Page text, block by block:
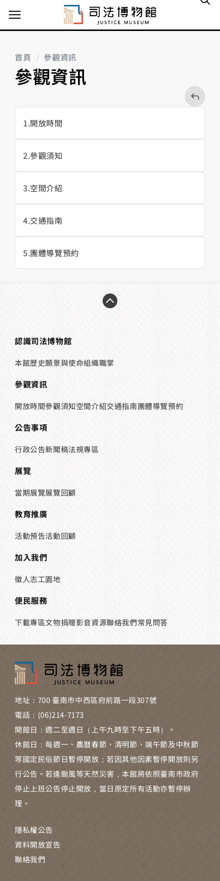
主選單案扭
首頁 參觀資訊
參觀資訊 回
上
一
頁
1 開放時間
2 參觀須知
3 空間介紹
4 交通指南
5 團體導覽預約
認識司法博物館
本館歷史願景與使命組織職掌
參觀資訊
開放時間參觀須知空間介紹交通指南團體導覽預約
公告事項
行政公告新聞稿法規專區
展覽
當期展覽展覽回顧
教育推廣
活動預告活動回顧
加入我們
徵人志工園地
便民服務
下載專區文物捐贈影音資源聯絡我們常見問答
地址：700 臺南市中西區府前路一段307號
電話：(06)214-7173
開館日：週二至週日（上午九時至下午五時）。
休館日：每週一、農曆春節、清明節、端午節及中秋節
等國定民俗節日暫停開放；若因其他因素暫停開放則另
行公告。若逢颱風等天然災害，本館將依照臺南市政府
停止上班公告停止開放，當日原定所有活動亦暫停辦
理。
隱私權公告
資料開放宣告
聯絡我們